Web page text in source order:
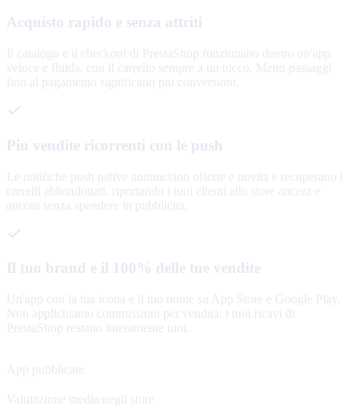
Acquisto rapido e senza attriti
Il catalogo e il checkout di PrestaShop funzionano dentro un'app
veloce e fluida, con il carrello sempre a un tocco. Meno passaggi
fino al pagamento significano piu conversioni.
Piu vendite ricorrenti con le push
Le notifiche push native annunciano offerte e novita e recuperano i
carrelli abbandonati, riportando i tuoi clienti allo store ancora e
ancora senza spendere in pubblicita.
Il tuo brand e il 100% delle tue vendite
Un'app con la tua icona e il tuo nome su App Store e Google Play.
Non applichiamo commissioni per vendita: i tuoi ricavi di
PrestaShop restano interamente tuoi.
App pubblicate
Valutazione media negli store